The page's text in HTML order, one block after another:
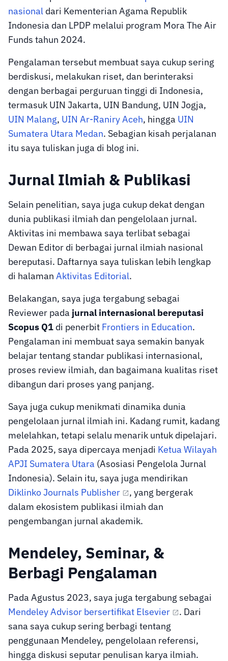
nasional dari Kementerian Agama Republik
Indonesia dan LPDP melalui program Mora The Air
Funds tahun 2024.
Pengalaman tersebut membuat saya cukup sering
berdiskusi, melakukan riset, dan berinteraksi
dengan berbagai perguruan tinggi di Indonesia,
termasuk UIN Jakarta, UIN Bandung, UIN Jogja,
UIN Malang, UIN Ar-Raniry Aceh, hingga UIN
Sumatera Utara Medan. Sebagian kisah perjalanan
itu saya tuliskan juga di blog ini.
Jurnal Ilmiah & Publikasi
Selain penelitian, saya juga cukup dekat dengan
dunia publikasi ilmiah dan pengelolaan jurnal.
Aktivitas ini membawa saya terlibat sebagai
Dewan Editor di berbagai jurnal ilmiah nasional
bereputasi. Daftarnya saya tuliskan lebih lengkap
di halaman Aktivitas Editorial.
Belakangan, saya juga tergabung sebagai
Reviewer pada jurnal internasional bereputasi
Scopus Q1 di penerbit Frontiers in Education.
Pengalaman ini membuat saya semakin banyak
belajar tentang standar publikasi internasional,
proses review ilmiah, dan bagaimana kualitas riset
dibangun dari proses yang panjang.
Saya juga cukup menikmati dinamika dunia
pengelolaan jurnal ilmiah ini. Kadang rumit, kadang
melelahkan, tetapi selalu menarik untuk dipelajari.
Pada 2025, saya dipercaya menjadi Ketua Wilayah
APJI Sumatera Utara (Asosiasi Pengelola Jurnal
Indonesia). Selain itu, saya juga mendirikan
Diklinko Journals Publisher
, yang bergerak
dalam ekosistem publikasi ilmiah dan
pengembangan jurnal akademik.
Mendeley, Seminar, &
Berbagi Pengalaman
Pada Agustus 2023, saya juga tergabung sebagai
Mendeley Advisor bersertifikat Elsevier
. Dari
sana saya cukup sering berbagi tentang
penggunaan Mendeley, pengelolaan referensi,
hingga diskusi seputar penulisan karya ilmiah.